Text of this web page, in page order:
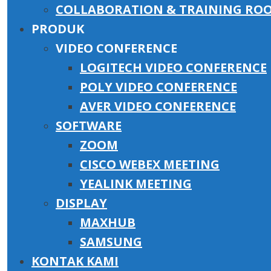
COLLABORATION & TRAINING
PRODUK
VIDEO CONFERENCE
LOGITECH VIDEO CONFERENCE
POLY VIDEO CONFERENCE
AVER VIDEO CONFERENCE
SOFTWARE
ZOOM
CISCO WEBEX MEETING
YEALINK MEETING
DISPLAY
MAXHUB
SAMSUNG
KONTAK KAMI